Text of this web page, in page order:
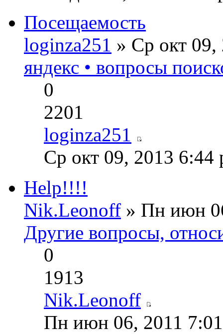
Посещаемость
loginza251 » Ср окт
яндекс • вопросы
0
2201
loginza251
Ср окт 09, 2013 6:44
Help!!!!
Nik.Leonoff » Пн июн
Другие вопросы,
0
1913
Nik.Leonoff
Пн июн 06, 2011